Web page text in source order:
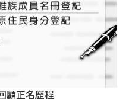
顧正名歷程